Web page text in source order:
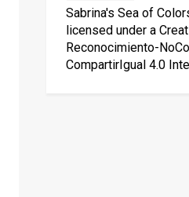
Sabrina's Sea of
licensed under a
Reconocimiento-
CompartirIgual 4.0